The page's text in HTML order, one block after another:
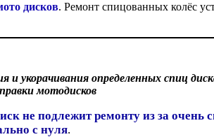
дисков. Ремонт спицованных колёс
и укорачивания определенных спиц
мотодисков
не подлежит ремонту из за очень
с нуля.